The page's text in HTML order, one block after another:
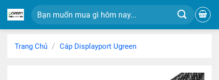
đến
nội
dung
Tìm
kiếm:
Trang Chủ / Cáp Displayport Ugreen